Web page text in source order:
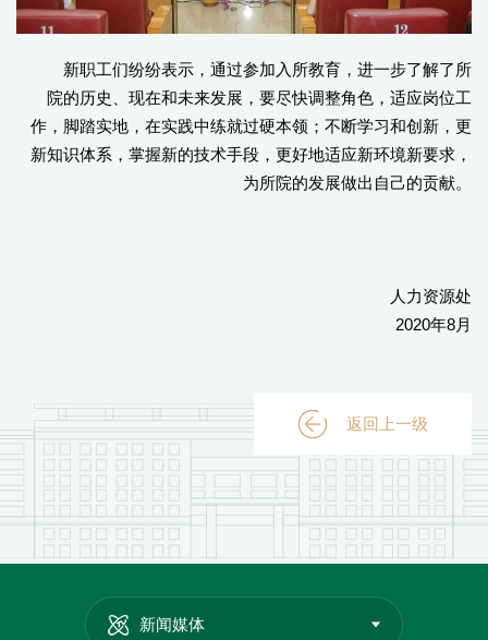
新职工们纷纷表示，通过参加入所教育，进一步了解了所
院的历史、现在和未来发展，要尽快调整角色，适应岗位工
作，脚踏实地，在实践中练就过硬本领；不断学习和创新，更
新知识体系，掌握新的技术手段，更好地适应新环境新要求，
为所院的发展做出自己的贡献。
人力资源处
2020年8月
返回上一级
新闻媒体